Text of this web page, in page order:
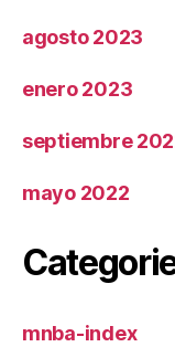
agosto 2023
enero 2023
septiembre
mayo 2022
mnba-index